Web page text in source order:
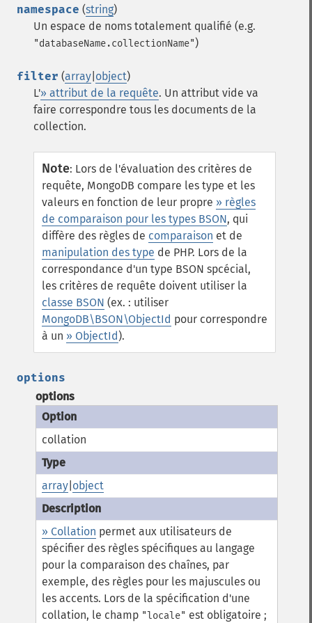
namespace (string)
Un espace de noms totalement qualifié (e.g.
"databaseName.collectionName")
filter (array object)
L'» attribut de la requête. Un attribut vide va
faire correspondre tous les documents de la
collection.
Note: Lors de l'évaluation des critères de
requête, MongoDB compare les type et les
valeurs en fonction de leur propre » règles
de comparaison pour les types BSON, qui
diffère des règles de comparaison et de
manipulation des type de PHP. Lors de la
correspondance d'un type BSON spcécial,
les critères de requête doivent utiliser la
classe BSON (ex. : utiliser
MongoDB\BSON\ObjectId pour correspondre
à un » ObjectId).
options
options
collation
array object
» Collation permet aux utilisateurs de
spécifier des règles spécifiques au langage
pour la comparaison des chaînes, par
exemple, des règles pour les majuscules ou
les accents. Lors de la spécification d'une
collation, le champ "locale" est obligatoire ;